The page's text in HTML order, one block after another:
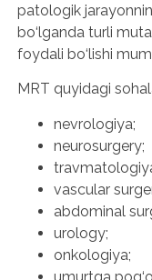
patologik
bo‘lganda turli
foydali bo‘lishi
MRT quyidagi
nevrologiya;
neurosurgery;
vascular
abdominal
urology;
onkologiya;
umurtqa